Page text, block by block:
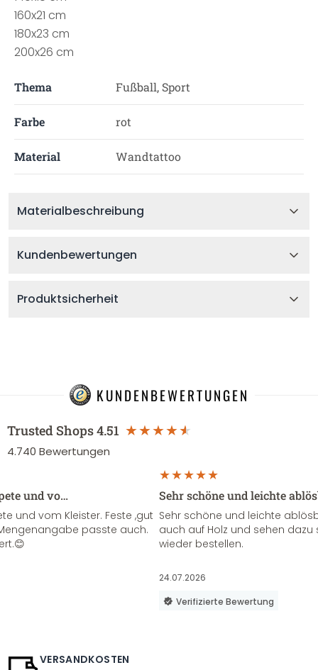
160x21 cm
180x23 cm
200x26 cm
Thema Fußball, Sport
Farbe rot
Material Wandtattoo
Materialbeschreibung
Kundenbewertungen
Produktsicherheit
KUNDENBEWERTUNGEN
Trusted Shops4.51
4.740 Bewertungen
und vo…
und vom Kleister. Feste ,gut
passte auch.
Sehr schöne und leichte
Sehr schöne und leichte
auch auf Holz und sehen
wieder bestellen.
24.07.2026
Verifizierte Bewertung
VERSANDKOSTEN